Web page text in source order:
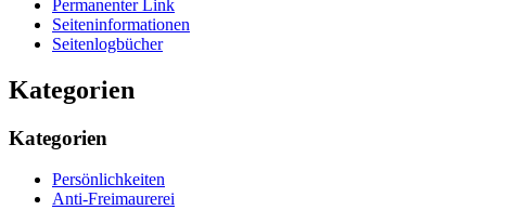
Permanenter Link
Seiten­­informationen
Seitenlogbücher
Kategorien
Kategorien
Persönlichkeiten
Anti-Freimaurerei